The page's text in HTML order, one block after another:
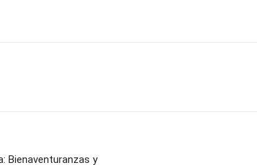
Bienaventuranzas y